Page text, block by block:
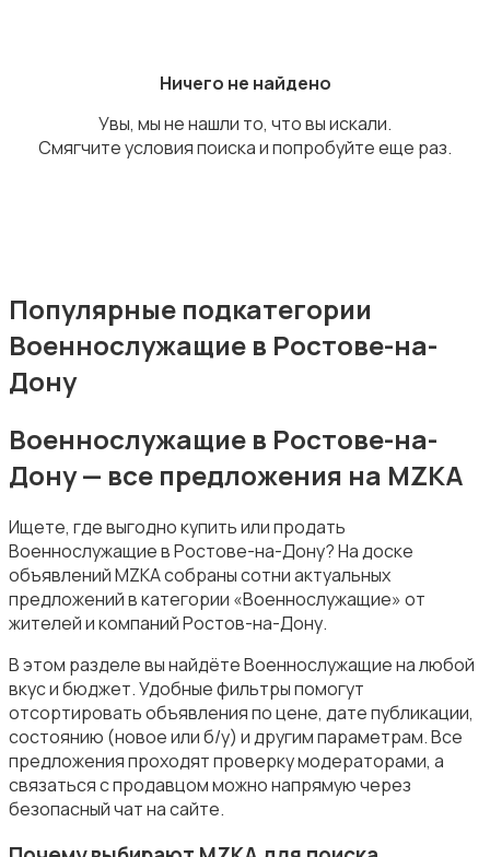
Домашний персонал
Издательства и СМИ
Информационные технологии
Ничего не найдено
Увы, мы не нашли то, что вы искали.
Смягчите условия поиска и попробуйте еще раз.
Популярные подкатегории
Военнослужащие в Ростове-на-
Дону
Военнослужащие в Ростове-на-
Дону — все предложения на MZKA
Ищете, где выгодно купить или продать
Военнослужащие в Ростове-на-Дону? На доске
объявлений MZKA собраны сотни актуальных
предложений в категории «Военнослужащие» от
жителей и компаний Ростов-на-Дону.
В этом разделе вы найдёте Военнослужащие на любой
вкус и бюджет. Удобные фильтры помогут
отсортировать объявления по цене, дате публикации,
состоянию (новое или б/у) и другим параметрам. Все
предложения проходят проверку модераторами, а
связаться с продавцом можно напрямую через
безопасный чат на сайте.